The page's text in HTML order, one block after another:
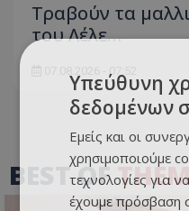
Τραβούν τα
του Λέλε…
07.08.2026 - 07:52
BEST OF
Υπεύθυνη
δεδομένων
Εμείς και οι
χρησιμοποιούμε
τεχνολογίες για
έχουμε πρόσβαση